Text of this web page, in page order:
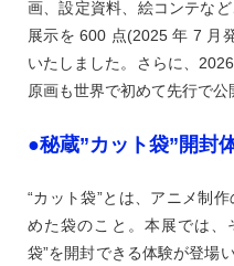
画、設定資料、絵コンテな
展示を 600 点(2025 年 7 月
いたしました。さらに、
原画も世界で初めて先行で公
●秘蔵”カット袋”開封
“カット袋”とは、アニメ制
めた袋のこと。本展では、
袋”を開封できる体験が登場